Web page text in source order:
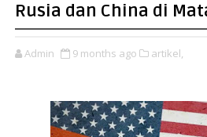
Rusia dan China di
Admin 9 months ago artikel,